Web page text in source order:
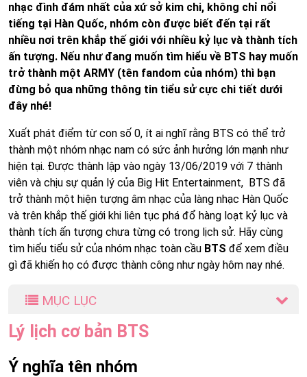
nhạc đình đám nhất của xứ sở kim chi, không chỉ nổi
tiếng tại Hàn Quốc, nhóm còn được biết đến tại rất
nhiều nơi trên khắp thế giới với nhiều kỷ lục và thành tích
ấn tượng. Nếu như đang muốn tìm hiểu về BTS hay muốn
trở thành một ARMY (tên fandom của nhóm) thì bạn
đừng bỏ qua những thông tin tiểu sử cực chi tiết dưới
đây nhé!
Xuất phát điểm từ con số 0, ít ai nghĩ rằng BTS có thể trở
thành một nhóm nhạc nam có sức ảnh hưởng lớn mạnh như
hiện tại. Được thành lập vào ngày 13/06/2019 với 7 thành
viên và chịu sự quản lý của Big Hit Entertainment, BTS đã
trở thành một hiện tượng âm nhạc của làng nhạc Hàn Quốc
và trên khắp thế giới khi liên tục phá đổ hàng loạt kỷ lục và
thành tích ấn tượng chưa từng có trong lịch sử. Hãy cùng
tìm hiểu tiểu sử của nhóm nhạc toàn cầu BTS để xem điều
gì đã khiến họ có được thành công như ngày hôm nay nhé.
MỤC LỤC
Lý lịch cơ bản BTS
Ý nghĩa tên nhóm